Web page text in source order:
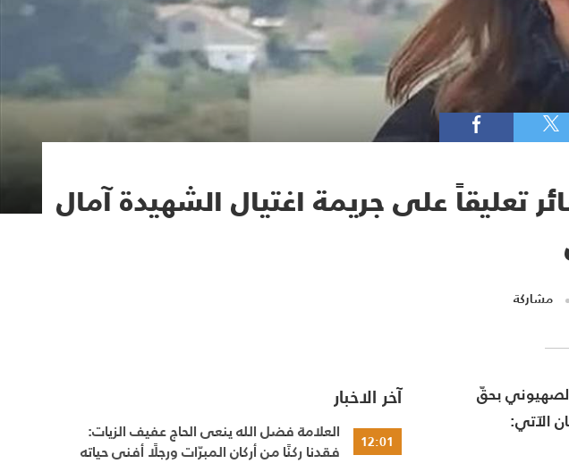
تعليقاً على جريمة اغتيال الشهيدة آمال
مشاركة
الصهيوني بحقّ
الآتي:
آخر الاخبار
12:01
العلامة فضل الله ينعى الحاج عفيف الزيات:
فقدنا ركنًا من أركان المبرّات ورجلًا أفنى حياته